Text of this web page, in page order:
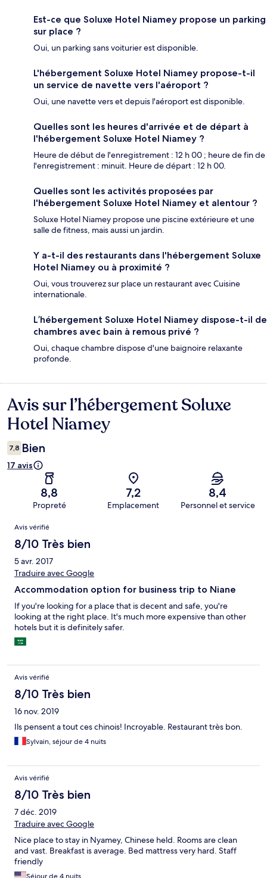
Est-ce que Soluxe Hotel Niamey propose un parking
sur place ?
Oui, un parking sans voiturier est disponible.
L'hébergement Soluxe Hotel Niamey propose-t-il
un service de navette vers l'aéroport ?
Oui, une navette vers et depuis l'aéroport est disponible.
Quelles sont les heures d'arrivée et de départ à
l'hébergement Soluxe Hotel Niamey ?
Heure de début de l'enregistrement : 12 h 00 ; heure de fin de
l'enregistrement : minuit. Heure de départ : 12 h 00.
Quelles sont les activités proposées par
l'hébergement Soluxe Hotel Niamey et alentour ?
Soluxe Hotel Niamey propose une piscine extérieure et une
salle de fitness, mais aussi un jardin.
Y a-t-il des restaurants dans l'hébergement Soluxe
Hotel Niamey ou à proximité ?
Oui, vous trouverez sur place un restaurant avec Cuisine
internationale.
L’hébergement Soluxe Hotel Niamey dispose-t-il de
chambres avec bain à remous privé ?
Oui, chaque chambre dispose d'une baignoire relaxante
profonde.
Avis
Avis sur l’hébergement Soluxe
Hotel Niamey
7,8 Bien
17 avis
8,8
Propreté
7,2
Emplacement
8,4
Personnel et service
Avis
Avis vérifié
8/10 Très bien
5 avr. 2017
Traduire avec Google
Accommodation option for business trip to Niane
If you're looking for a place that is decent and safe, you're​
looking at the right place. It's much more expensive than other
hotels but it is definitely safer.
Avis vérifié
8/10 Très bien
16 nov. 2019
Ils pensent a tout ces chinois! Incroyable. Restaurant très bon.
Sylvain, séjour de 4 nuits
Avis vérifié
8/10 Très bien
7 déc. 2019
Traduire avec Google
Nice place to stay in Nyamey, Chinese held. Rooms are clean
and vast. Breakfast is average. Bed mattress very hard. Staff
friendly
Séjour de 4 nuits